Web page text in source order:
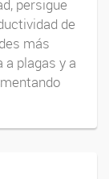
persigue
de
más
plagas y a